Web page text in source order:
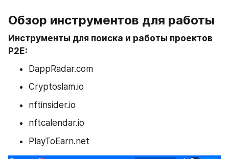
Обзор инструментов для работы
Инструменты для поиска и работы проектов
Р2Е:
DappRadar.com
Cryptoslam.io
nftinsider.io
nftcalendar.io
PlayToEarn.net